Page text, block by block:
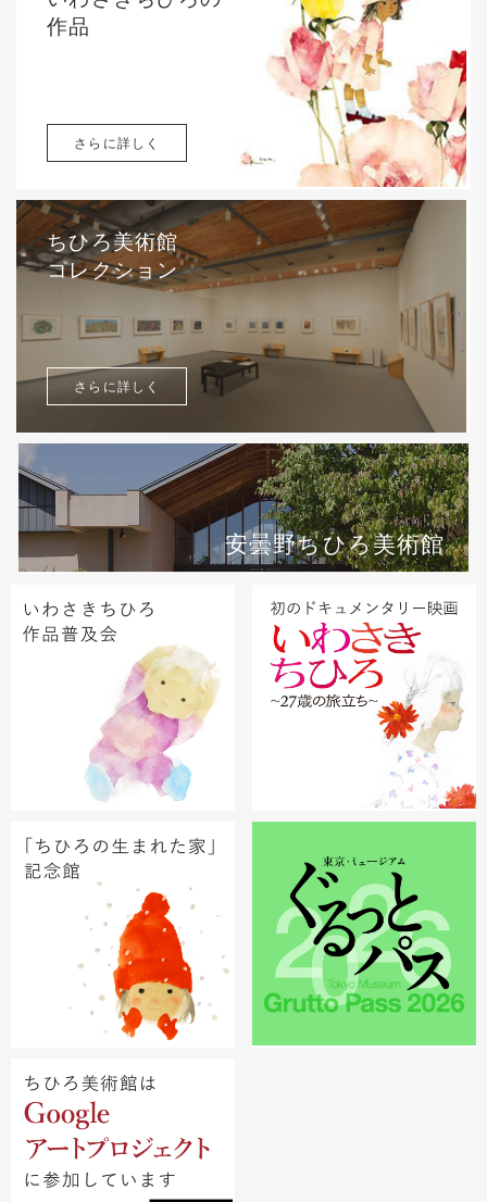
作品
さらに詳しく
ちひろ美術館
コレクション
さらに詳しく
安曇野ちひろ美術館